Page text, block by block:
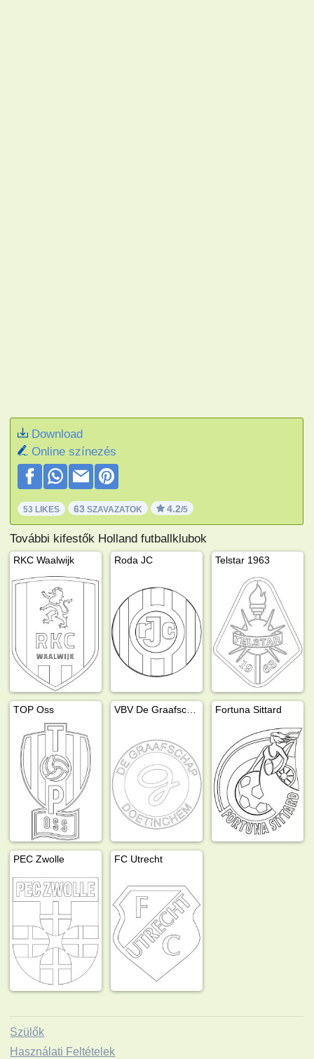
Download
Online színezés
53 LIKES 63 SZAVAZATOK 4.2/5
További kifestők Holland futballklubok
RKC Waalwijk Roda JC Telstar 1963
TOP Oss Fortuna Sittard
PEC Zwolle FC Utrecht
Szülők
Használati Feltételek